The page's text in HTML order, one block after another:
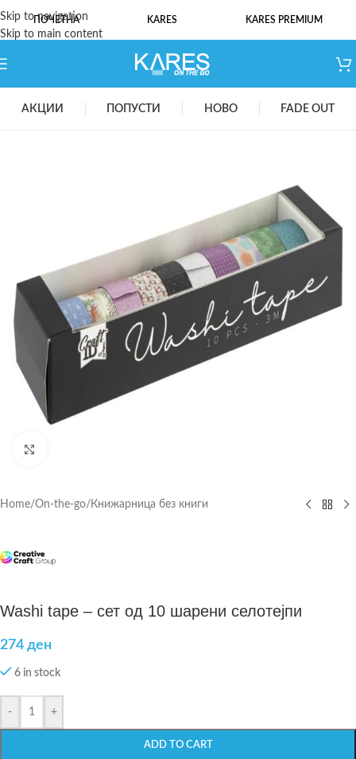
Skip to navigation
Skip to main content
ПОЧЕТНА KARES KARES PREMIUM
АКЦИИ ПОПУСТИ НОВО FADE OUT
Home/On-the-go/ Книжарница без книги
Washi tape – сет од 10 шарени селотејпи
274 ден
6 in stock
- +
ADD TO CART